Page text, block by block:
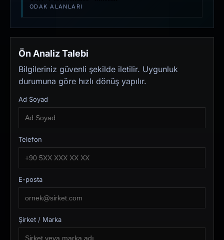
ODAK ALANLARI
Ön Analiz Talebi
Bilgileriniz güvenli şekilde iletilir. Uygunluk
durumuna göre hızlı dönüş yapılır.
Ad Soyad
Telefon
E-posta
Şirket / Marka